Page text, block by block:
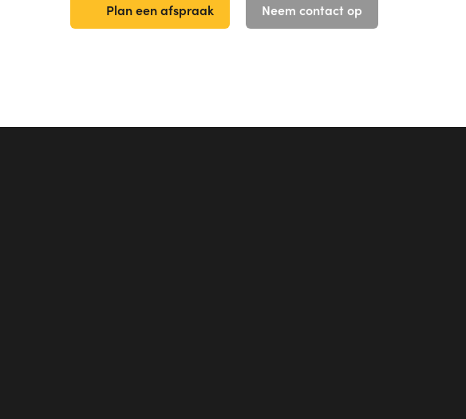
Plan een afspraak Neem contact op